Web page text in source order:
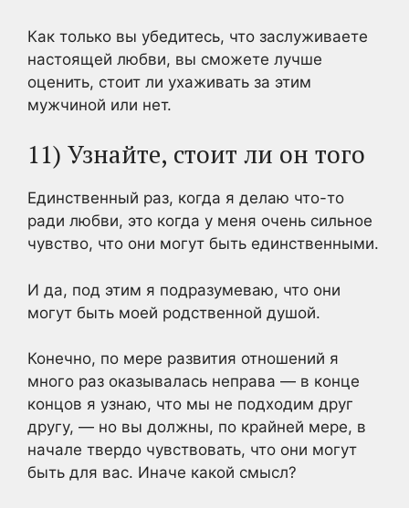
Как только вы убедитесь, что заслуживаете
настоящей любви, вы сможете лучше
оценить, стоит ли ухаживать за этим
мужчиной или нет.
11) Узнайте, стоит ли он того
Единственный раз, когда я делаю что-то
ради любви, это когда у меня очень сильное
чувство, что они могут быть единственными.
И да, под этим я подразумеваю, что они
могут быть моей родственной душой.
Конечно, по мере развития отношений я
много раз оказывалась неправа — в конце
концов я узнаю, что мы не подходим друг
другу, — но вы должны, по крайней мере, в
начале твердо чувствовать, что они могут
быть для вас. Иначе какой смысл?